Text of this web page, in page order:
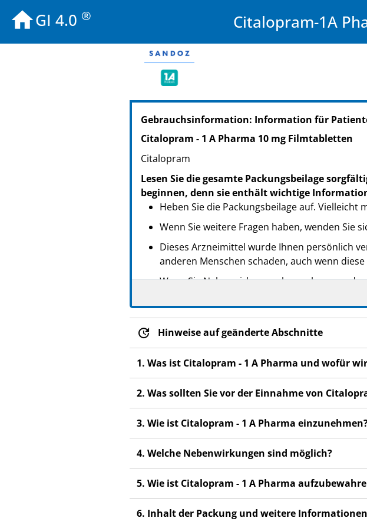
GI 4.0 ® Citalopram-1A
PZN: 03872835
PPN: 110387283515
NTIN: 04150038728356
PPN: 110387284178
NTIN: 04150038728417
PZN: 03872858
PPN: 110387285868
NTIN: 04150038728585
Gebrauchsinformation: Information für
Citalopram - 1 A Pharma 10 mg Filmtabletten
Citalopram
Lesen Sie die gesamte Packungsbeilage
beginnen, denn sie enthält wichtige
Heben Sie die Packungsbeilage auf. Vielleicht
Wenn Sie weitere Fragen haben, wenden Sie
Dieses Arzneimittel wurde Ihnen persönlich
anderen Menschen schaden, auch wenn
Wenn Sie Nebenwirkungen bemerken,
Nebenwirkungen, die nicht in dieser
Hinweise auf geänderte Abschnitte
1. Was ist Citalopram - 1 A Pharma und wofür
2. Was sollten Sie vor der Einnahme von
3. Wie ist Citalopram - 1 A Pharma
4. Welche Nebenwirkungen sind möglich?
5. Wie ist Citalopram - 1 A Pharma
6. Inhalt der Packung und weitere Informationen